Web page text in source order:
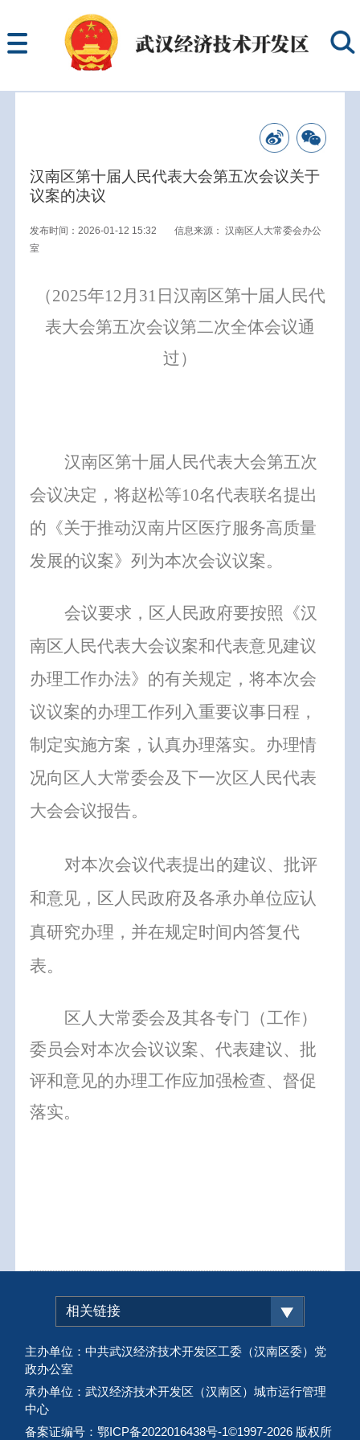
汉南区第十届人民代表大会第五次会议关于
议案的决议
发布时间：2026-01-12 15:32 信息来源： 汉南区人大常委会办公
室
（2025年12月 31 日 汉南区第十届人民代
表大会第五次会议第二次全体会议通
过）
汉南区第十届人民代表大会第五次
会议决定，将赵松等10名代表联名提出
的 《关于推动汉南片区医疗服务高质量
发展的议案》列为本次会议议案。
会议要求，区人民政府要按照《汉
南区人民代表大会议案和代表意见建议
办理工作办法》的有关规定，将本次会
议议案的办理工作列入重要议事日程，
制定实施方案，认真办理落实。办理情
况向 区人大常委会及下一次区人民代表
大会会议报告。
对本次会议代表提出的建议、批评
和意见，区人民政府及各承办单位应认
真研究办理，并在规定时间内答复代
表。
区人大常委会及其各专门（工作）
委员会对本次会议议案、代表建议、批
评和意见的办理工作应加强检查、督促
落实。
相关链接
主办单位：中共武汉经济技术开发区工委（汉南区委）党
政办公室
承办单位：武汉经济技术开发区（汉南区）城市运行管理
中心
备案证编号：鄂ICP备2022016438号-1©1997-2026 版权所